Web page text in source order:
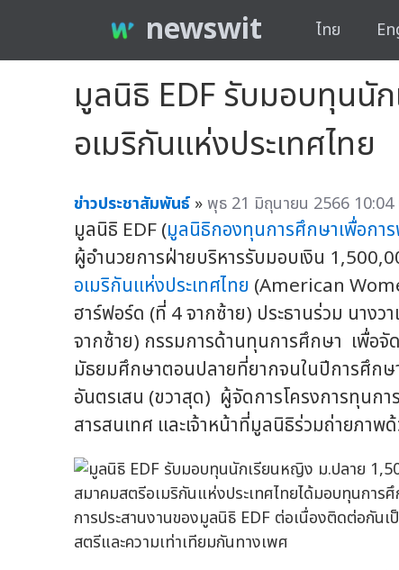
newswit ไทย
มูลนิธิ EDF รับมอบทุนนั
อเมริกันแห่งประเทศไทย
ข่าวประชาสัมพันธ์ »พุธ 21 มิถุนายน 2566 10:04
มูลนิธิ EDF (มูลนิธิกองทุนการศึกษาเพื่อกา
ผู้อำนวยการฝ่ายบริหารรับมอบเงิน
อเมริกันแห่งประเทศไทย (American
ฮาร์ฟอร์ด (ที่ 4 จากซ้าย) ประธานร่วม นางว
จากซ้าย) กรรมการด้านทุนการศึกษา เพื่อ
มัธยมศึกษาตอนปลายที่ยากจนในปีการศึก
อันตรเสน (ขวาสุด) ผู้จัดการโครงการทุนก
สารสนเทศ และเจ้าหน้าที่มูลนิธิร่วมถ่ายภาพ
สมาคมสตรีอเมริกันแห่งประเทศไทยได้มอบทุนกา
การประสานงานของมูลนิธิ EDF ต่อเนื่องติดต่อกัน
สตรีและความเท่าเทียมกันทางเพศ